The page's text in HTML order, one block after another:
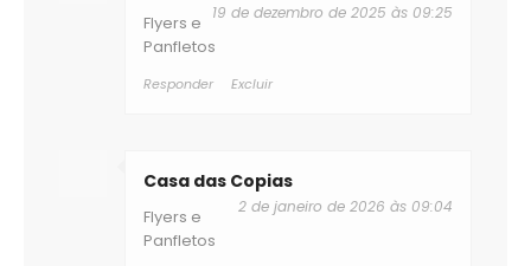
19 de dezembro de 2025 às 09:25
Flyers e
Panfletos
Responder Excluir
Casa das Copias
2 de janeiro de 2026 às 09:04
Flyers e
Panfletos